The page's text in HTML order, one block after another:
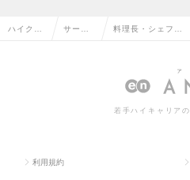
ハイクラ サービ 料理長・シェフ・
開発
若手ハイキャリア
利用規約